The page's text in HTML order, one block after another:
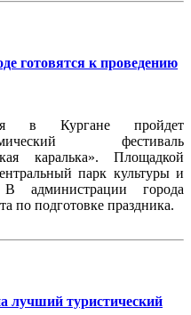
готовятся к проведению
в Кургане пройдет
фестиваль
каралька». Площадкой
парк культуры и
администрации города
по подготовке праздника.
лучший туристический